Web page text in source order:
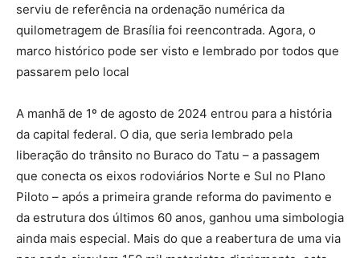
serviu de referência na ordenação numérica da
quilometragem de Brasília foi reencontrada. Agora, o
marco histórico pode ser visto e lembrado por todos que
passarem pelo local
A manhã de 1º de agosto de 2024 entrou para a história
da capital federal. O dia, que seria lembrado pela
liberação do trânsito no Buraco do Tatu – a passagem
que conecta os eixos rodoviários Norte e Sul no Plano
Piloto – após a primeira grande reforma do pavimento e
da estrutura dos últimos 60 anos, ganhou uma simbologia
ainda mais especial. Mais do que a reabertura de uma via